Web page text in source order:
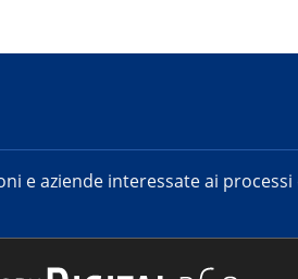
e aziende interessate ai